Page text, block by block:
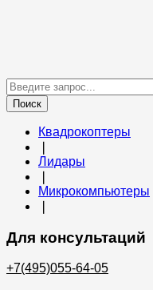
Поиск
Квадрокоптеры
Лидары
Микрокомпьютеры
Для консультаций
+7(495)055-64-05